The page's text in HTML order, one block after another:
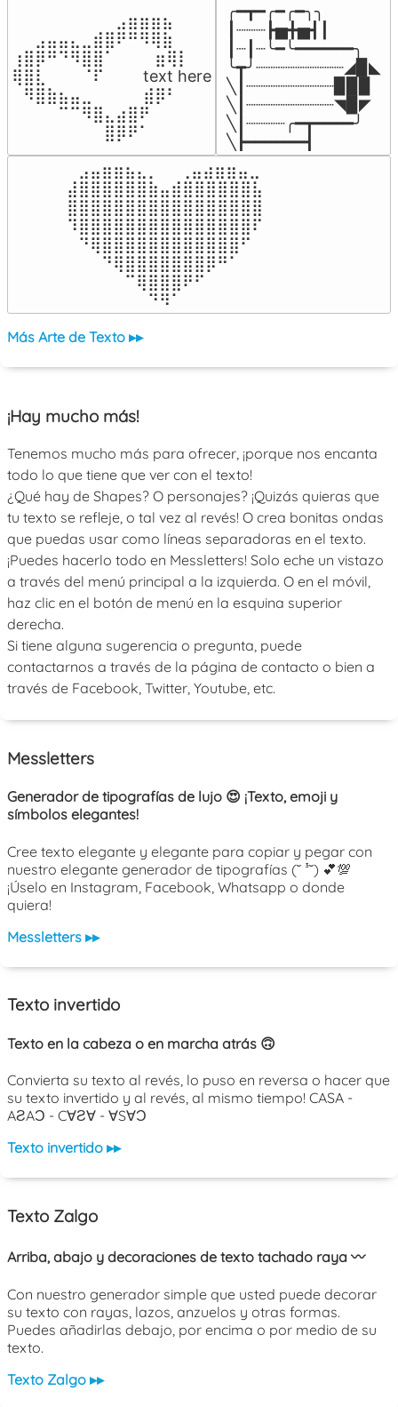
⠀⠀⠀⠀⠀⠀⠀⠀⠀⣠⣶⣶⣶⣦⠀⠀
⠀⠀⣠⣤⣤⣄⣀⣾⣿⠟⠛⠻⢿⣷⠀
⢰⣿⡿⠛⠙⠻⣿⣿⠁⠀⠀ ⠀⣶⢿⡇
⢿⣿⣇⠀⠀⠀⠈⠏⠀⠀⠀ text here
⠀⠻⣿⣷⣦⣤⣀⠀⠀⠀ ⠀⣾⡿⠃⠀
⠀⠀⠀⠀⠉⠉⠻⣿⣄⣴⣿⠟⠀⠀⠀
⠀⠀⠀⠀⠀⠀⠀⠀⣿⡿⠟⠁⠀⠀⠀
╭━┳━╭━╭━╮╮
┃┈┈┈┣▅╋▅┫┃
┃┈┃┈╰━╰━━━━━━╮
╰┳╯┈┈┈┈┈┈┈┈┈◢▉◣
╲┃┈┈┈┈┈┈┈┈┈▉▉▉
╲┃┈┈┈┈┈┈┈┈┈◥▉◤
╲┃┈┈┈┈╭━┳━━━━╯
╲┣━━━━━━┫﻿
⠀⣠⣤⣶⣶⣦⣄⡀  ⠀⢀⣤⣴⣶⣶⣤⣀⠀
⣼⣿⣿⣿⣿⣿⣿⣷⣤⣾⣿⣿⣿⣿⣿⣿⣧
⣿⣿⣿⣿⣿⣿⣿⣿⣿⣿⣿⣿⣿⣿⣿⣿⣿
⠹⣿⣿⣿⣿⣿⣿⣿⣿⣿⣿⣿⣿⣿⣿⣿⠏
⠀⠙⢿⣿⣿⣿⣿⣿⣿⣿⣿⣿⣿⣿⣿⠋⠀
⠀⠀⠀⠙⢿⣿⣿⣿⣿⣿⣿⣿⡿⠛⠁⠀⠀
⠀⠀⠀⠀⠀⠉⢿⣿⣿⣿⠟⠋⠀⠀⠀⠀⠀
⠀⠀⠀⠀⠀⠀⠀⠙⠻⠁⠀⠀⠀⠀⠀⠀⠀⠀⠀⠀⠀⠀⠀
Más Arte de Texto ▸▸
¡Hay mucho más!
Tenemos mucho más para ofrecer, ¡porque nos encanta
todo lo que tiene que ver con el texto!
¿Qué hay de Shapes? O personajes? ¡Quizás quieras que
tu texto se refleje, o tal vez al revés! O crea bonitas ondas
que puedas usar como líneas separadoras en el texto.
¡Puedes hacerlo todo en Messletters! Solo eche un vistazo
a través del menú principal a la izquierda. O en el móvil,
haz clic en el botón de menú en la esquina superior
derecha.
Si tiene alguna sugerencia o pregunta, puede
contactarnos a través de la página de contacto o bien a
través de Facebook, Twitter, Youtube, etc.
Messletters
Generador de tipografías de lujo 😍 ¡Texto, emoji y
símbolos elegantes!
Cree texto elegante y elegante para copiar y pegar con
nuestro elegante generador de tipografías (˘ ³˘) 💕💯
¡Úselo en Instagram, Facebook, Whatsapp o donde
quiera!
Messletters ▸▸
Texto invertido
Texto en la cabeza o en marcha atrás 🙃
Convierta su texto al revés, lo puso en reversa o hacer que
su texto invertido y al revés, al mismo tiempo! CASA -
AƧAƆ - C∀Ƨ∀ - ∀S∀Ɔ
Texto invertido ▸▸
Texto Zalgo
Arriba, abajo y decoraciones de texto tachado raya 〰️
Con nuestro generador simple que usted puede decorar
su texto con rayas, lazos, anzuelos y otras formas.
Puedes añadirlas debajo, por encima o por medio de su
texto.
Texto Zalgo ▸▸